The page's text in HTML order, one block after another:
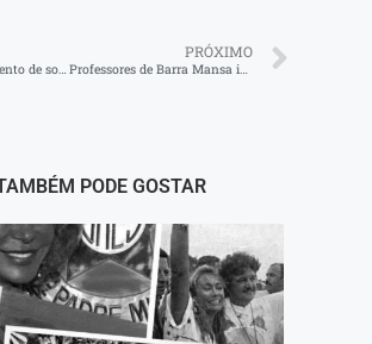
Pedágios e atendimento de socorro da Rodovia do Aço são suspensos após Dnit assumir gestão
PRÓXIMO
Professores de Barra Mansa iniciam nova greve nesta semana
PODE GOSTAR